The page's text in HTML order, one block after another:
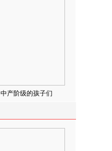
中产阶级的孩子们